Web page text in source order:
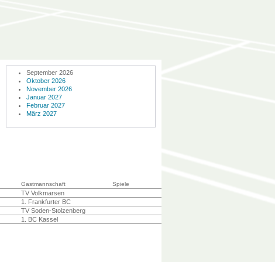
September 2026
Oktober 2026
November 2026
Januar 2027
Februar 2027
März 2027
Gastmannschaft Spiele
TV Volkmarsen
1. Frankfurter BC
TV Soden-Stolzenberg
1. BC Kassel